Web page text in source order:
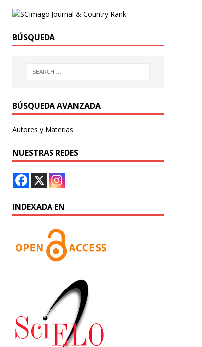
BÚSQUEDA
BÚSQUEDA AVANZADA
Autores y Materias
NUESTRAS REDES
INDEXADA EN